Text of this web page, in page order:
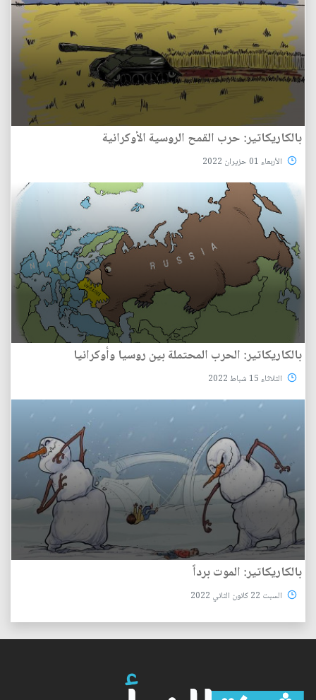
بالكاريكاتير: حرب القمح الروسية الأوكرانية
الأربعاء 01 حزيران 2022
بالكاريكاتير: الحرب المحتملة بين روسيا وأوكرانيا
الثلاثاء 15 شباط 2022
بالكاريكاتير: الموت برداً
السبت 22 كانون الثاني 2022